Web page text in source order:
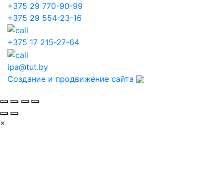
+375 29 770-90-99
+375 29 554-23-16
+375 17 215-27-64
ipa@tut.by
Создание и продвижение сайта
×